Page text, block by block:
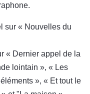
sur « Nouvelles du
« Dernier appel de la
lointain », « Les
», « Et tout le